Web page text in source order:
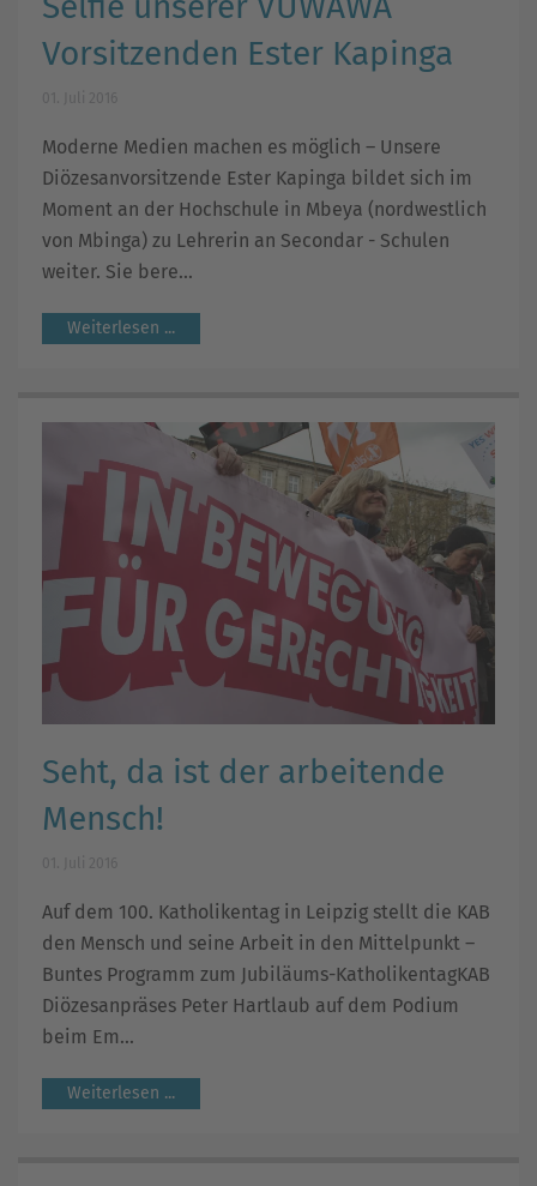
Vorsitzenden Ester Kapinga
Moderne Medien machen es möglich – Unsere
Diözesanvorsitzende Ester Kapinga bildet sich im
Moment an der Hochschule in Mbeya (nordwestlich
von Mbinga) zu Lehrerin an Secondar - Schulen
weiter. Sie bere...
Weiterlesen ...
Seht, da ist der arbeitende
Mensch!
Auf dem 100. Katholikentag in Leipzig stellt die KAB
den Mensch und seine Arbeit in den Mittelpunkt –
Buntes Programm zum Jubiläums-KatholikentagKAB
Diözesanpräses Peter Hartlaub auf dem Podium
beim Em...
Weiterlesen ...